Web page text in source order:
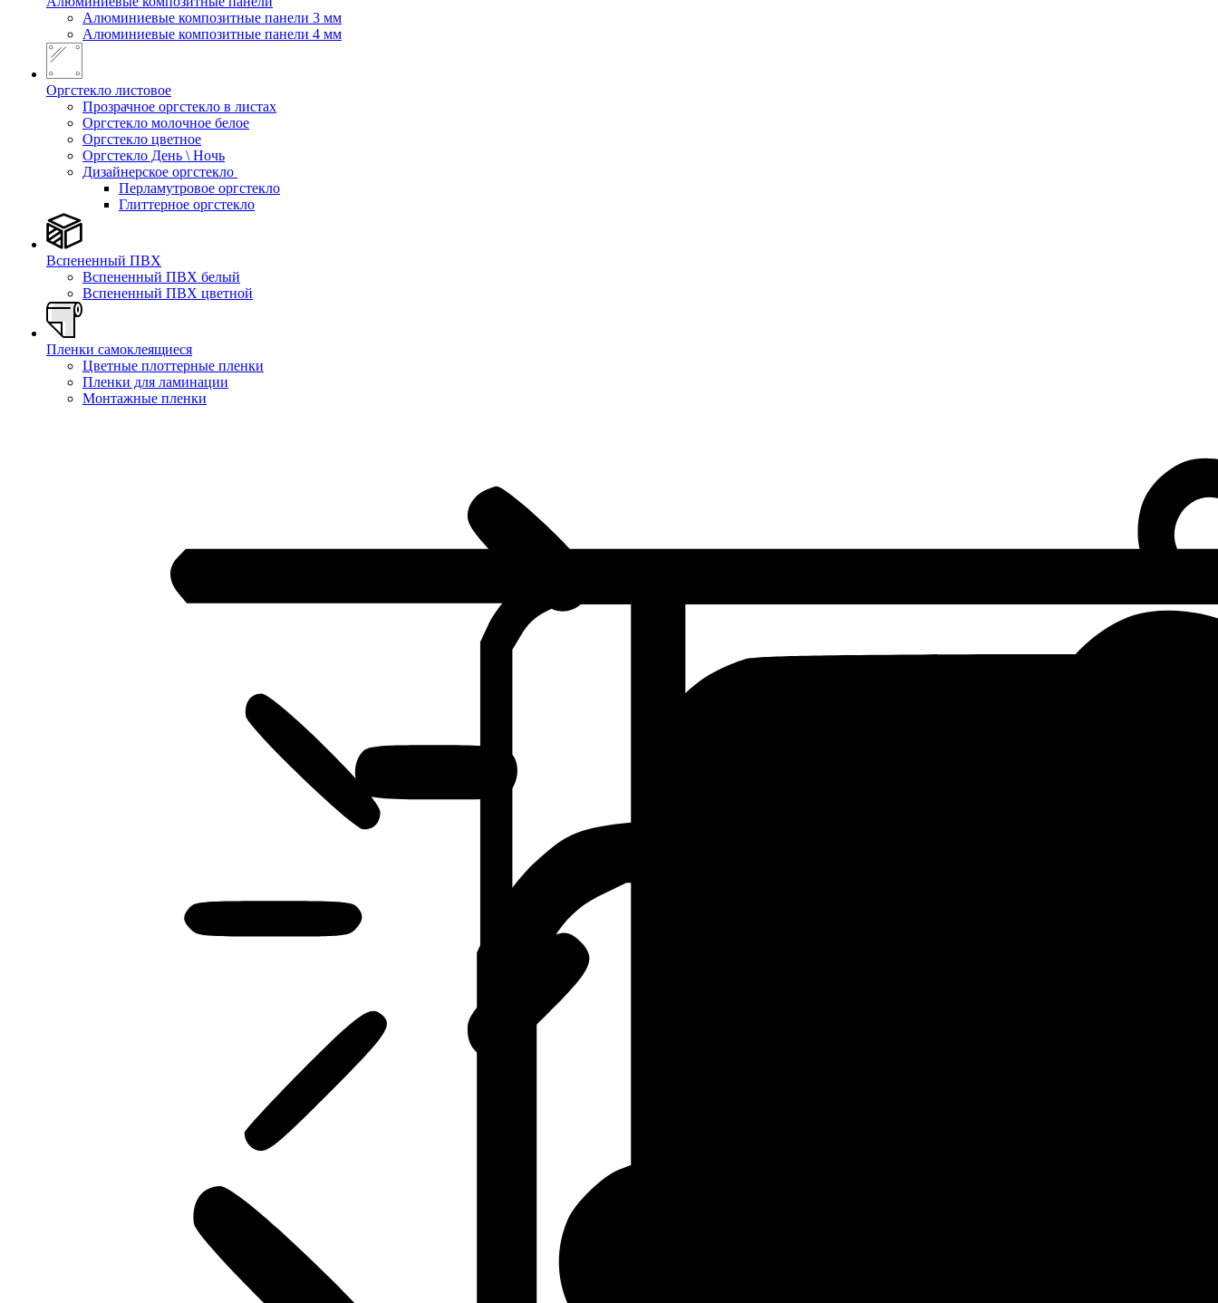
Алюминиевые композитные панели 3 мм
Алюминиевые композитные панели 4 мм
Оргстекло листовое
Прозрачное оргстекло в листах
Оргстекло молочное белое
Оргстекло цветное
Оргстекло День \ Ночь
Дизайнерское оргстекло
Перламутровое оргстекло
Глиттерное оргстекло
Вспененный ПВХ
Вспененный ПВХ белый
Вспененный ПВХ цветной
Пленки самоклеящиеся
Цветные плоттерные пленки
Пленки для ламинации
Монтажные пленки